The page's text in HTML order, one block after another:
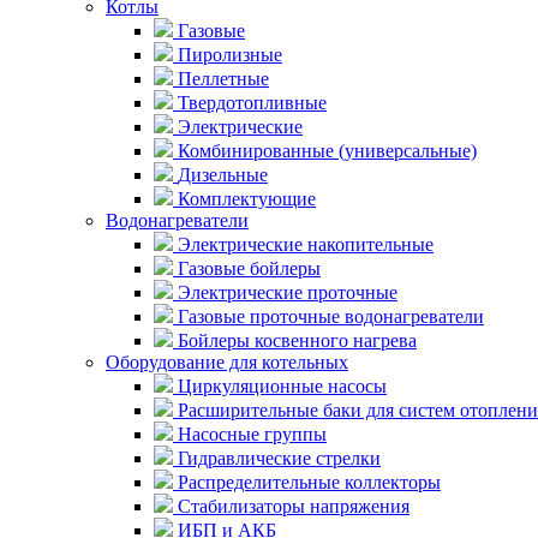
Котлы
Газовые
Пиролизные
Пеллетные
Твердотопливные
Электрические
Комбинированные (универсальные)
Дизельные
Комплектующие
Водонагреватели
Электрические накопительные
Газовые бойлеры
Электрические проточные
Газовые проточные водонагреватели
Бойлеры косвенного нагрева
Оборудование для котельных
Циркуляционные насосы
Расширительные баки для систем
Насосные группы
Гидравлические стрелки
Распределительные коллекторы
Стабилизаторы напряжения
ИБП и АКБ